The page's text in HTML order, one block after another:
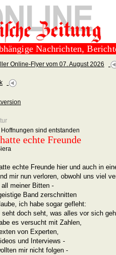
Nachrichten,
Online-Flyer vom 07. August 2026
Hoffnungen sind entstanden
echte Freunde
echte Freunde hier und auch in
mir nun verloren, obwohl uns viel
meiner Bitten -
Band zerschnitten
ich habe sogar gefleht:
seht doch seht, was alles vor sich
es versucht mit Zahlen,
von Experten,
und Interviews -
mir nicht folgen -